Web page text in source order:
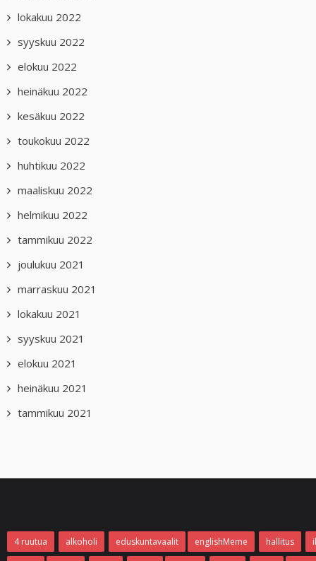
lokakuu 2022
syyskuu 2022
elokuu 2022
heinäkuu 2022
kesäkuu 2022
toukokuu 2022
huhtikuu 2022
maaliskuu 2022
helmikuu 2022
tammikuu 2022
joulukuu 2021
marraskuu 2021
lokakuu 2021
syyskuu 2021
elokuu 2021
heinäkuu 2021
tammikuu 2021
4 ruutua alkoholi eduskuntavaalit englishMeme hallitus